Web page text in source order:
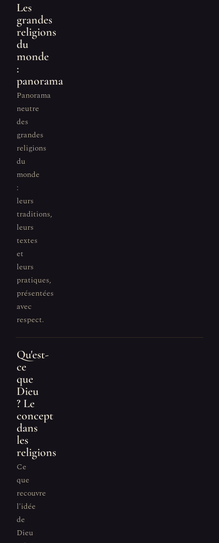
Les
grandes
religions
du
monde
:
panorama
Panorama
neutre
des
grandes
religions
du
monde
:
leurs
traditions,
leurs
textes
et
leurs
pratiques,
présentées
avec
respect.
Qu'est-
ce
que
Dieu
? Le
concept
dans
les
religions
Ce
que
recouvre
l'idée
de
Dieu